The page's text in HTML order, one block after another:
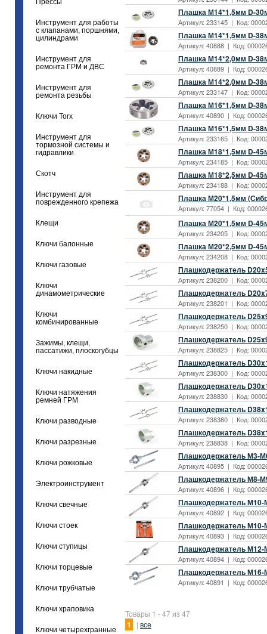
Инструмент для работы
с клапанами, поршнями,
цилиндрами
Инструмент для
ремонта ГРМ и ДВС
Инструмент для
ремонта резьбы
Ключи Torx
Инструмент для
тормозной системы и
гидравлики
Скотч
Инструмент для
поврежденного крепежа
Клещи
Ключи балонные
Ключи газовые
Ключи
динамометрические
Ключи
комбинированные
Зажимы, клещи,
пассатижи, плоскогубцы
Ключи накидные
Ключи натяжения
ремней ГРМ
Ключи разводные
Ключи разрезные
Ключи рожковые
Электроинструмент
Ключи свечные
Ключи стоек
Ключи ступицы
Ключи торцевые
Ключи трубчатые
Ключи храповика
Ключи четырехгранные
Плашка М14*1,5мм D-
Артикул: 233145 | Код:
Плашка М14*1,5мм D-
Артикул: 40888 | Код:
Плашка М14*2,0мм D-
Артикул: 40889 | Код:
Плашка М14*2,0мм D-
Артикул: 233147 | Код:
Плашка М16*1,5мм D-
Артикул: 40890 | Код:
Плашка М16*1,5мм D-
Артикул: 233165 | Код:
Плашка М18*1,5мм D-
Артикул: 234185 | Код:
Плашка М18*2,5мм D-
Артикул: 234188 | Код:
Плашка М20*1,5мм
Артикул: 77054 | Код:
Плашка М20*1,5мм D-
Артикул: 234205 | Код:
Плашка М20*2,5мм D-
Артикул: 234208 | Код:
Плашкодержатель
Артикул: 238200 | Код:
Плашкодержатель
Артикул: 238201 | Код:
Плашкодержатель
Артикул: 238250 | Код:
Плашкодержатель
Артикул: 238825 | Код:
Плашкодержатель
Артикул: 238300 | Код:
Плашкодержатель
Артикул: 238830 | Код:
Плашкодержатель
Артикул: 238380 | Код:
Плашкодержатель
Артикул: 238838 | Код:
Плашкодержатель М3-
Артикул: 40895 | Код:
Плашкодержатель М8-
Артикул: 40896 | Код:
Плашкодержатель М10-
Артикул: 40892 | Код:
Плашкодержатель М10-
Артикул: 40893 | Код:
Плашкодержатель М12-
Артикул: 40894 | Код:
Плашкодержатель М16-
Артикул: 40891 | Код:
Товары 1 - 47 из 47
1 | все